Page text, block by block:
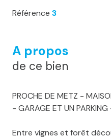
Référence 3
A propos
de ce bien
PROCHE DE METZ -
- GARAGE ET UN
Entre vignes et forêt